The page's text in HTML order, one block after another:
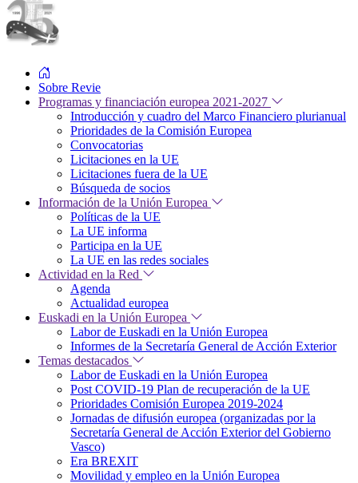
Sobre Revie
Programas y financiación europea 2021-2027
Introducción y cuadro del Marco Financiero plurianual
Prioridades de la Comisión Europea
Convocatorias
Licitaciones en la UE
Licitaciones fuera de la UE
Búsqueda de socios
Información de la Unión Europea
Políticas de la UE
La UE informa
Participa en la UE
La UE en las redes sociales
Actividad en la Red
Agenda
Actualidad europea
Euskadi en la Unión Europea
Labor de Euskadi en la Unión Europea
Informes de la Secretaría General de Acción Exterior
Temas destacados
Labor de Euskadi en la Unión Europea
Post COVID-19 Plan de recuperación de la UE
Prioridades Comisión Europea 2019-2024
Jornadas de difusión europea (organizadas por la
Secretaría General de Acción Exterior del Gobierno
Vasco)
Era BREXIT
Movilidad y empleo en la Unión Europea